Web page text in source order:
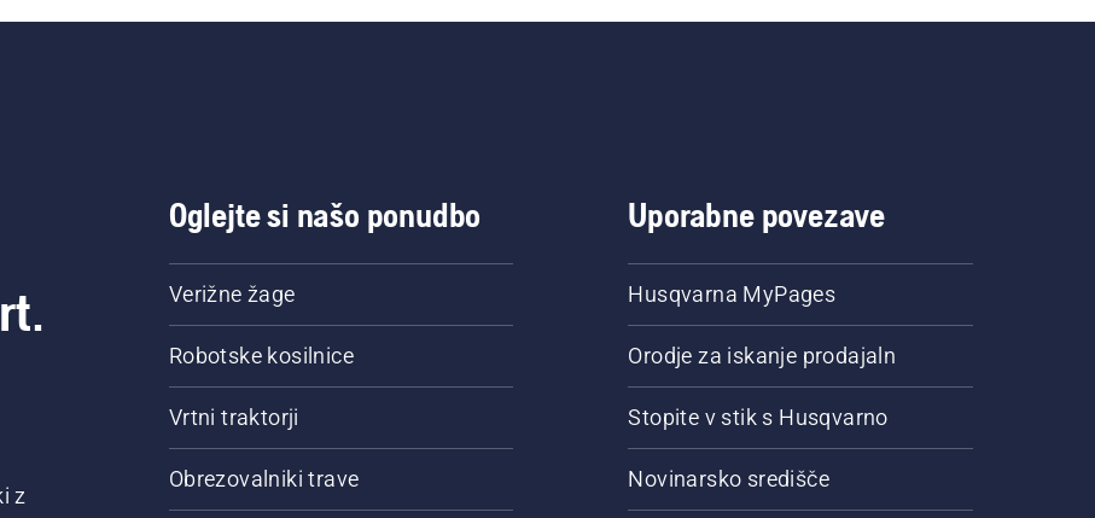
z
Oglejte si našo ponudbo
Verižne žage
Robotske kosilnice
Vrtni traktorji
Obrezovalniki trave
Uporabne povezave
Husqvarna MyPages
Orodje za iskanje prodajaln
Stopite v stik s Husqvarno
Novinarsko središče